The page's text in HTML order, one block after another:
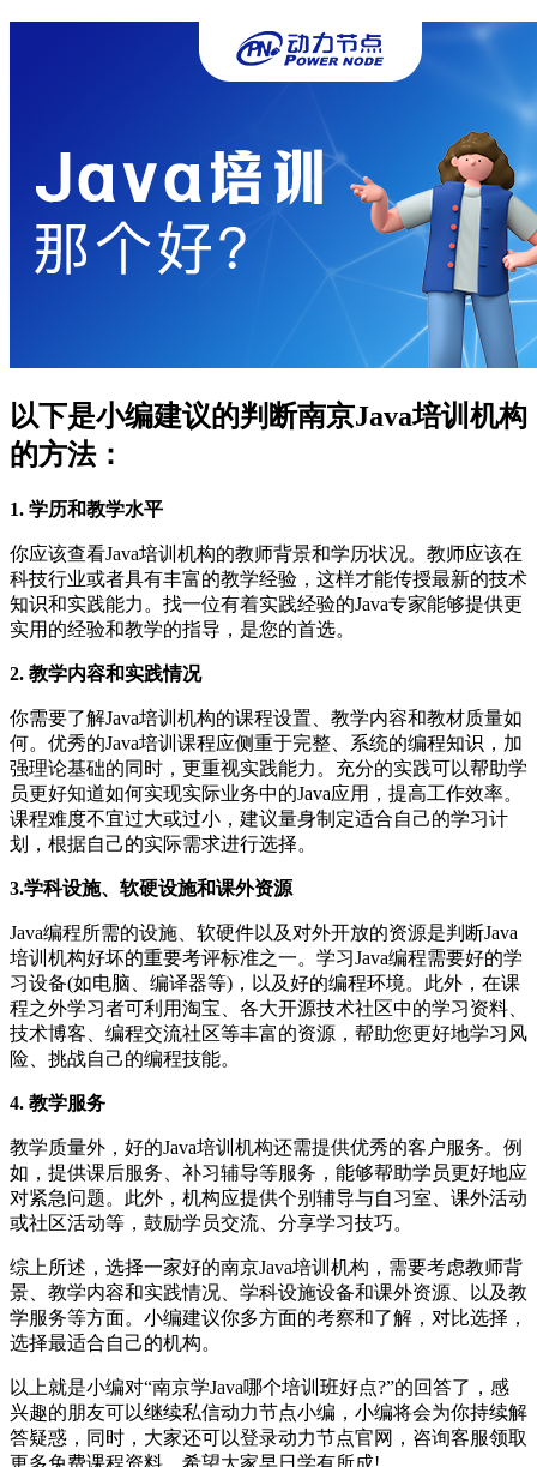
以下是小编建议的判断南京Java培训机构
的方法：
1. 学历和教学水平
你应该查看Java培训机构的教师背景和学历状况。教师应该在
科技行业或者具有丰富的教学经验，这样才能传授最新的技术
知识和实践能力。找一位有着实践经验的Java专家能够提供更
实用的经验和教学的指导，是您的首选。
2. 教学内容和实践情况
你需要了解Java培训机构的课程设置、教学内容和教材质量如
何。优秀的Java培训课程应侧重于完整、系统的编程知识，加
强理论基础的同时，更重视实践能力。充分的实践可以帮助学
员更好知道如何实现实际业务中的Java应用，提高工作效率。
课程难度不宜过大或过小，建议量身制定适合自己的学习计
划，根据自己的实际需求进行选择。
3.学科设施、软硬设施和课外资源
Java编程所需的设施、软硬件以及对外开放的资源是判断Java
培训机构好坏的重要考评标准之一。学习Java编程需要好的学
习设备(如电脑、编译器等)，以及好的编程环境。此外，在课
程之外学习者可利用淘宝、各大开源技术社区中的学习资料、
技术博客、编程交流社区等丰富的资源，帮助您更好地学习风
险、挑战自己的编程技能。
4. 教学服务
教学质量外，好的Java培训机构还需提供优秀的客户服务。例
如，提供课后服务、补习辅导等服务，能够帮助学员更好地应
对紧急问题。此外，机构应提供个别辅导与自习室、课外活动
或社区活动等，鼓励学员交流、分享学习技巧。
综上所述，选择一家好的南京Java培训机构，需要考虑教师背
景、教学内容和实践情况、学科设施设备和课外资源、以及教
学服务等方面。小编建议你多方面的考察和了解，对比选择，
选择最适合自己的机构。
以上就是小编对“南京学Java哪个培训班好点?”的回答了，感
兴趣的朋友可以继续私信动力节点小编，小编将会为你持续解
答疑惑，同时，大家还可以登录动力节点官网，咨询客服领取
更多免费课程资料，希望大家早日学有所成!